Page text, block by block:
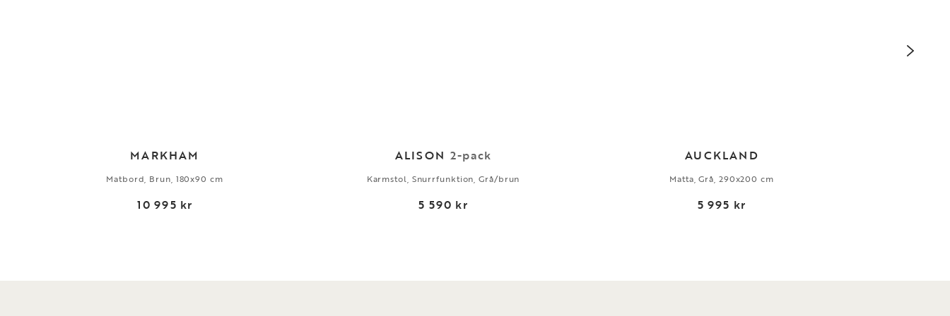
MARKHAM
Matbord, Brun, 180x90 cm
10 995 kr
ALISON 2-pack
Karmstol, Snurrfunktion, Grå/brun
5 590 kr
AUCKLAND
Matta, Grå, 290x200 cm
5 995 kr